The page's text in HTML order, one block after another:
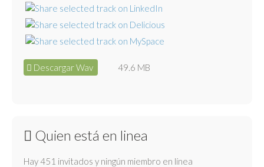
Descargar Wav 49.6 MB
Quien está en linea
Hay 451 invitados y ningún miembro en línea